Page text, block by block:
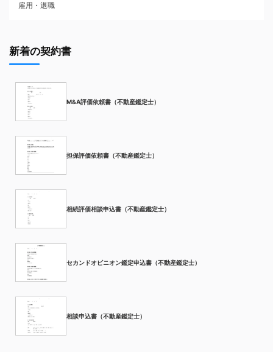
雇用・退職
新着の契約書
M&A評価依頼書（不動産鑑定士）
担保評価依頼書（不動産鑑定士）
相続評価相談申込書（不動産鑑定士）
セカンドオピニオン鑑定申込書（不動産鑑定士）
相談申込書（不動産鑑定士）